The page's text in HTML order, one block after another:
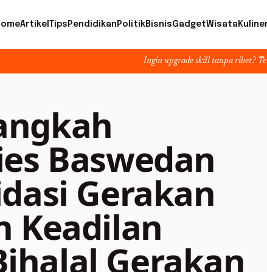
Artikel Tips Pendidikan PolitikBisnisGadgetWisata
Ingin upgrade skill tanpa ribet? Temukan
Baswedan
Gerakan
Keadilan
Gerakan